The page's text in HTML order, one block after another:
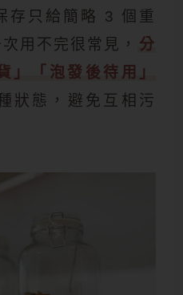
存只給簡略 3 個重
用不完很常見，
分
」「泡發後待用」
狀態，避免互相污